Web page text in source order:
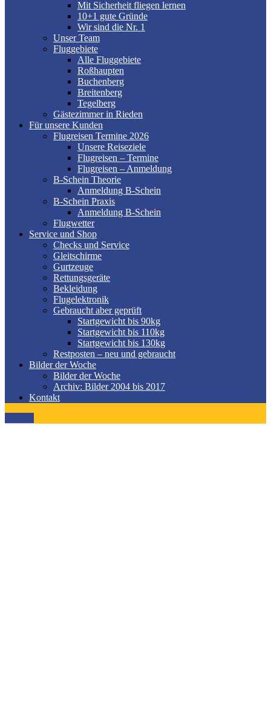
Mit Sicherheit fliegen lernen
10+1 gute Gründe
Wir sind die Nr. 1
Unser Team
Fluggebiete
Alle Fluggebiete
Roßhaupten
Buchenberg
Breitenberg
Tegelberg
Gästezimmer in Rieden
Für unsere Kunden
Flugreisen Termine 2026
Unsere Reiseziele
Flugreisen – Termine
Flugreisen – Anmeldung
B-Schein Theorie
Anmeldung B-Schein
B-Schein Praxis
Anmeldung B-Schein
Flugwetter
Service und Shop
Checks und Service
Gleitschirme
Gurtzeuge
Rettungsgeräte
Bekleidung
Flugelektronik
Gebraucht aber geprüft
Startgewicht bis 90kg
Startgewicht bis 110kg
Startgewicht bis 130kg
Restposten – neu und gebraucht
Bilder der Woche
Bilder der Woche
Archiv: Bilder 2004 bis 2017
Kontakt